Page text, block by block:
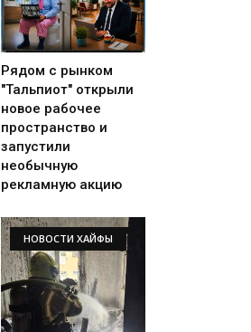
Рядом с рынком
"Тальпиот" открыли
новое рабочее
пространство и
запустили
необычную
рекламную акцию
НОВОСТИ ХАЙФЫ